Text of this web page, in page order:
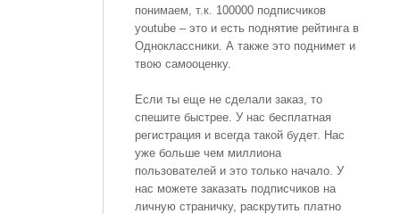
понимаем, т.к. 100000 подписчиков
youtube – это и есть поднятие рейтинга в
Одноклассники. А также это поднимет и
твою самооценку.
Если ты еще не сделали заказ, то
спешите быстрее. У нас бесплатная
регистрация и всегда такой будет. Нас
уже больше чем миллиона
пользователей и это только начало. У
нас можете заказать подписчиков на
личную страничку, раскрутить платно